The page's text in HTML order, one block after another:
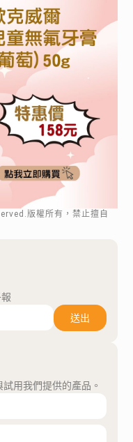
版權所有，禁止擅自
送出
用我們提供的產品。